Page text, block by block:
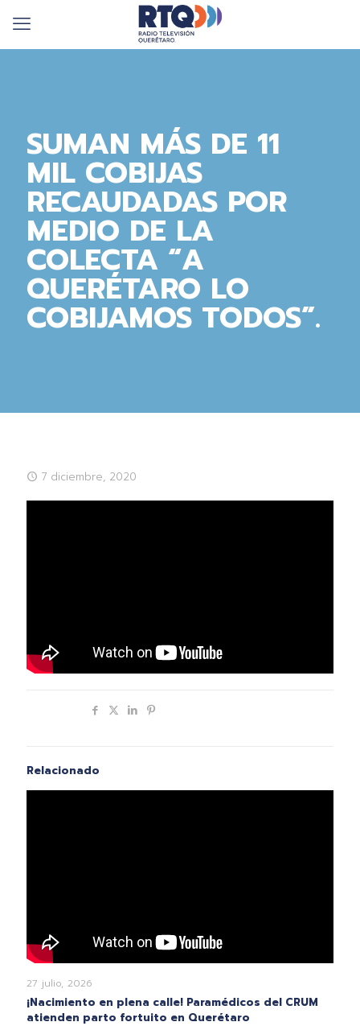
SUMAN MÁS DE 11
MIL COBIJAS
RECAUDADAS POR
MEDIO DE LA
COLECTA “A
QUERÉTARO LO
COBIJAMOS TODOS”.
7 diciembre, 2020
Relacionado
27 julio, 2026
¡Nacimiento en plena calle! Paramédicos del CRUM
atienden parto fortuito en Querétaro